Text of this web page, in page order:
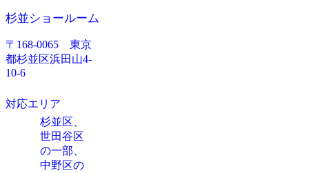
杉並ショールーム
〒168-0065 東京
都杉並区浜田山4-
10-6
対応エリア
杉並区、
世田谷区
の一部、
中野区の